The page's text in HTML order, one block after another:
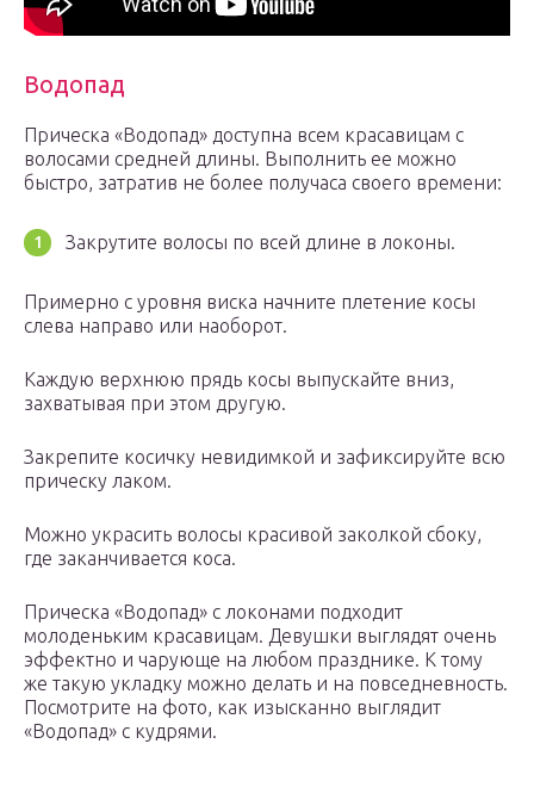
Водопад
Прическа «Водопад» доступна всем красавицам с
волосами средней длины. Выполнить ее можно
быстро, затратив не более получаса своего времени:
Закрутите волосы по всей длине в локоны.
Примерно с уровня виска начните плетение косы
слева направо или наоборот.
Каждую верхнюю прядь косы выпускайте вниз,
захватывая при этом другую.
Закрепите косичку невидимкой и зафиксируйте всю
прическу лаком.
Можно украсить волосы красивой заколкой сбоку,
где заканчивается коса.
Прическа «Водопад» с локонами подходит
молоденьким красавицам. Девушки выглядят очень
эффектно и чарующе на любом празднике. К тому
же такую укладку можно делать и на повседневность.
Посмотрите на фото, как изысканно выглядит
«Водопад» с кудрями.